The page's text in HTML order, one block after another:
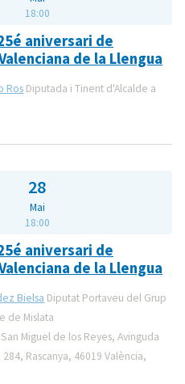
18:00
aniversari de
de la Llengua
Ros Diputada i Tinent d'Alcalde a
28
Mai
18:00
aniversari de
de la Llengua
Bielsa Diputat Portaveu del Grup
de Mislata
Miguel de los Reyes, Avinguda
Rascanya, 46019 València,